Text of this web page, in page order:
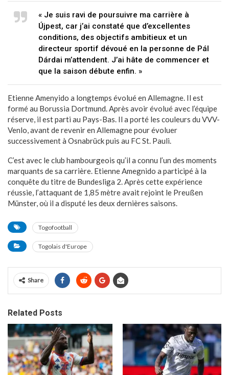
« Je suis ravi de poursuivre ma carrière à
Újpest, car j’ai constaté que d’excellentes
conditions, des objectifs ambitieux et un
directeur sportif dévoué en la personne de Pál
Dárdai m’attendent. J’ai hâte de commencer et
que la saison débute enfin. »
Etienne Amenyido a longtemps évolué en Allemagne. Il est
formé au Borussia Dortmund. Après avoir évolué avec l’équipe
réserve, il est parti au Pays-Bas. Il a porté les couleurs du VVV-
Venlo, avant de revenir en Allemagne pour évoluer
successivement à Osnabrück puis au FC St. Pauli.
C’est avec le club hambourgeois qu’il a connu l’un des moments
marquants de sa carrière. Etienne Amegnido a participé à la
conquête du titre de Bundesliga 2. Après cette expérience
réussie, l’attaquant de 1,85 mètre avait rejoint le Preußen
Münster, où il a disputé les deux dernières saisons.
Togofootball
Togolais d'Europe
Share
Related Posts